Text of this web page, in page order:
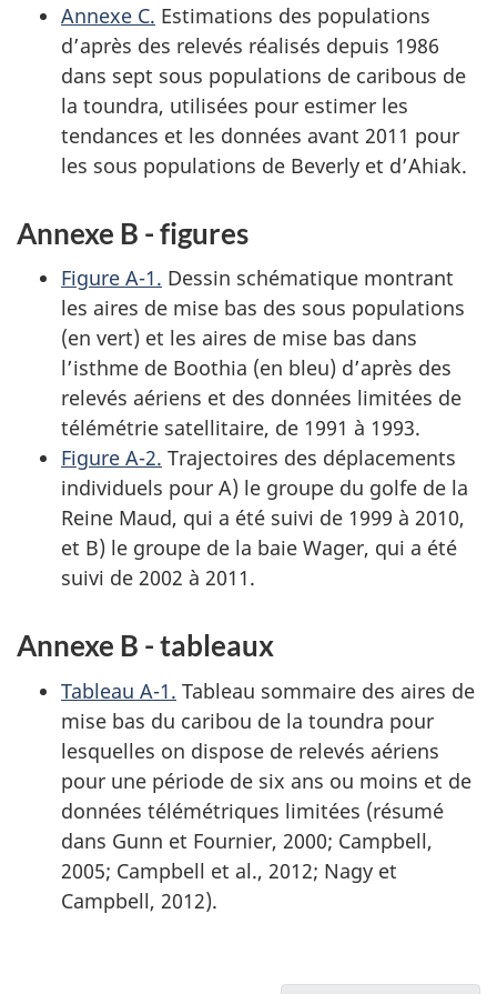
Annexe C. Estimations des populations
d’après des relevés réalisés depuis 1986
dans sept sous populations de caribous de
la toundra, utilisées pour estimer les
tendances et les données avant 2011 pour
les sous populations de Beverly et d’Ahiak.
Annexe B - figures
Figure A-1. Dessin schématique montrant
les aires de mise bas des sous populations
(en vert) et les aires de mise bas dans
l’isthme de Boothia (en bleu) d’après des
relevés aériens et des données limitées de
télémétrie satellitaire, de 1991 à 1993.
Figure A-2. Trajectoires des déplacements
individuels pour A) le groupe du golfe de la
Reine Maud, qui a été suivi de 1999 à 2010,
et B) le groupe de la baie Wager, qui a été
suivi de 2002 à 2011.
Annexe B - tableaux
Tableau A-1. Tableau sommaire des aires de
mise bas du caribou de la toundra pour
lesquelles on dispose de relevés aériens
pour une période de six ans ou moins et de
données télémétriques limitées (résumé
dans Gunn et Fournier, 2000; Campbell,
2005; Campbell et al., 2012; Nagy et
Campbell, 2012).